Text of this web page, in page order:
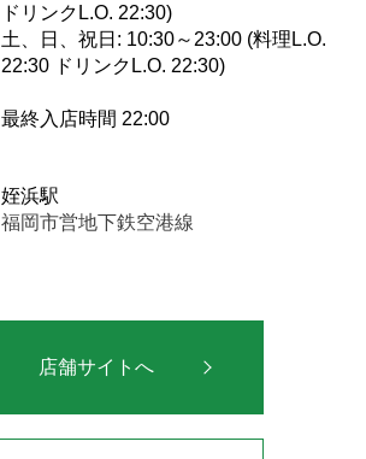
ドリンクL.O. 22:30)
土、日、祝日: 10:30～23:00 (料理L.O.
22:30 ドリンクL.O. 22:30)
最終入店時間 22:00
姪浜駅
福岡市営地下鉄空港線
店舗サイトへ